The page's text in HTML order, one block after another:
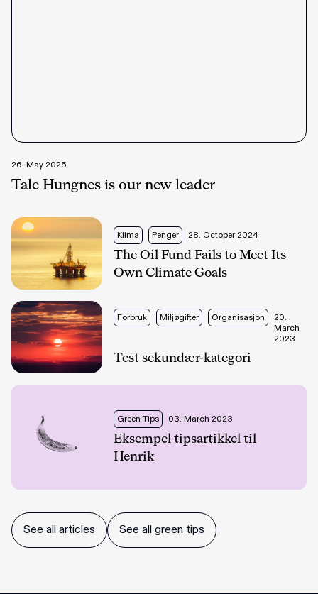
26. May 2025
Tale Hungnes is our new leader
Klima Penger 28. October 2024
The Oil Fund Fails to Meet Its
Own Climate Goals
Forbruk Miljøgifter Organisasjon
20.
March
2023
Test sekundær-kategori
Green Tips 03. March 2023
Eksempel tipsartikkel til
Henrik
See all articles See all green tips